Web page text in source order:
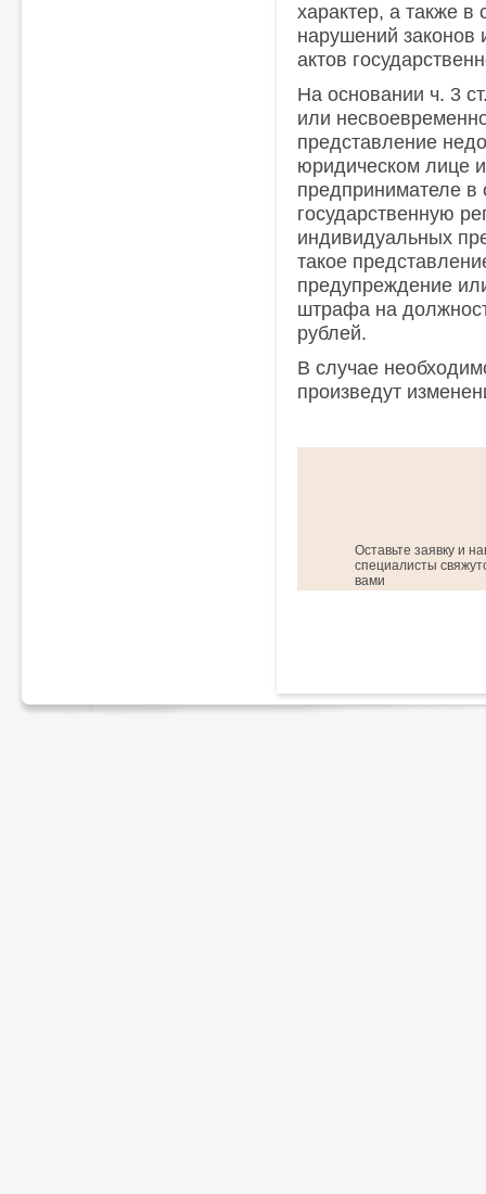
характер, а также в
нарушений
актов
На основании ч. 3
или
представление
юридическом лице
предпринимателе
государственную
индивидуальных
такое
предупреждение
штрафа на
рублей.
В случае
произведут
Оставьте заявку и
специалисты
вами